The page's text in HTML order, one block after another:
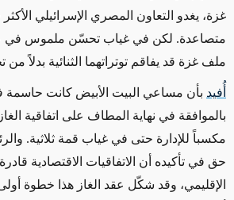
غزة، يغدو التعاون المصري الإسرائيلي الأكثر
متصاعدة. لكن في غياب تحسّن ملموس في
ملف غزة قد يفاقم توتراتهما الثنائية بدلاً من
أُفيد بأن مساعي البيت الأبيض كانت حاسمة
بالموافقة في نهاية المطاف على اتفاقية
مكسباً للإدارة حتى في غياب قمة ثلاثية.
حق في تأكيده أن الاتفاقيات الاقتصادية
الإقليمي، وقد شكّل عقد الغاز هذا خطوة أولى